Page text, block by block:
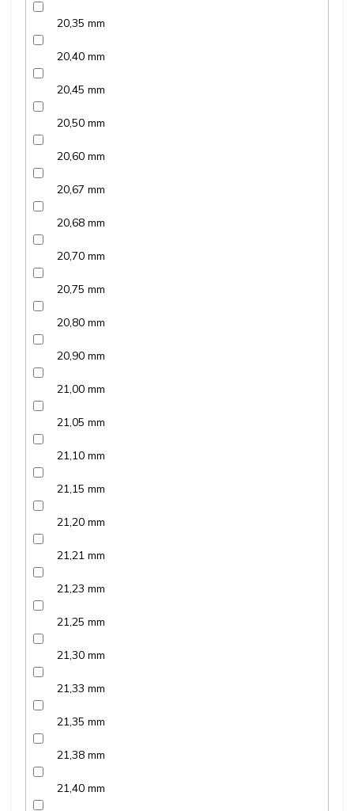
20,35 mm
20,40 mm
20,45 mm
20,50 mm
20,60 mm
20,67 mm
20,68 mm
20,70 mm
20,75 mm
20,80 mm
20,90 mm
21,00 mm
21,05 mm
21,10 mm
21,15 mm
21,20 mm
21,21 mm
21,23 mm
21,25 mm
21,30 mm
21,33 mm
21,35 mm
21,38 mm
21,40 mm